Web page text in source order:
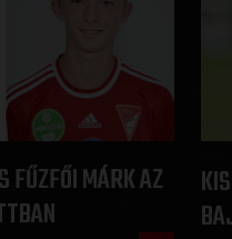
FŰZFŐI MÁRK AZ